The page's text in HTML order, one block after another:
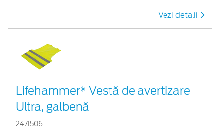
Vezi detalii
Lifehammer* Vestă de avertizare
Ultra, galbenă
2471506